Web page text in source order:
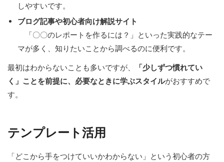
しやすいです。
ブログ記事や初心者向け解説サイト
「〇〇のレポートを作るには？」といった実践的なテー
マが多く、知りたいことから調べるのに便利です。
最初はわからないことも多いですが、
「少しずつ慣れてい
く」ことを前提に、必要なときに学ぶスタイルがおすすめで
す。
テンプレート活用
「どこから手をつけていいかわからない」という初心者の方